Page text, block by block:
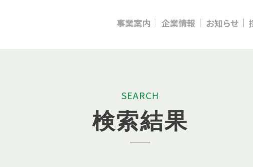
事業案内 企業情報 お知らせ
SEARCH
検索結果